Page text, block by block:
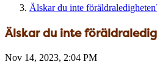
Älskar du inte
Älskar du inte
Nov 14, 2023, 2:04 PM